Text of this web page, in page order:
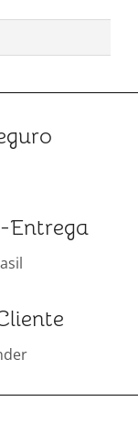
Entrega